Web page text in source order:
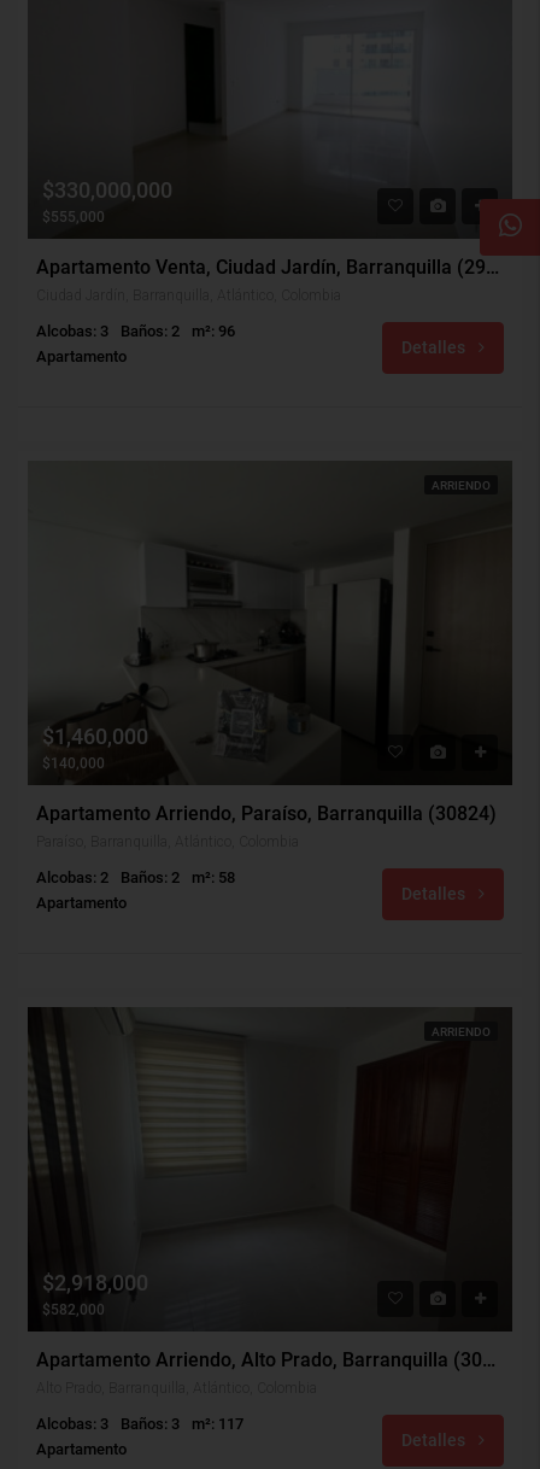
$330,000,000
$555,000
Apartamento Venta, Ciudad Jardín, Barranquilla (29576)
Alcobas: 3 Baños: 2
m²: 96
Apartamento
Detalles
ARRIENDO
$1,460,000
$140,000
Apartamento Arriendo, Paraíso, Barranquilla (30824)
Alcobas: 2 Baños: 2
m²: 58
Apartamento
Detalles
ARRIENDO
$2,918,000
$582,000
Apartamento Arriendo, Alto Prado, Barranquilla (30880)
Alcobas: 3 Baños: 3
m²: 117
Apartamento
Detalles